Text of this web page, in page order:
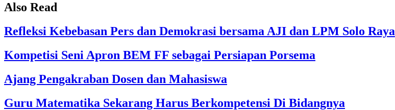
Also Read
Refleksi Kebebasan Pers dan Demokrasi bersama AJI dan LPM Solo Raya
Kompetisi Seni Apron BEM FF sebagai Persiapan Porsema
Ajang Pengakraban Dosen dan Mahasiswa
Guru Matematika Sekarang Harus Berkompetensi Di Bidangnya